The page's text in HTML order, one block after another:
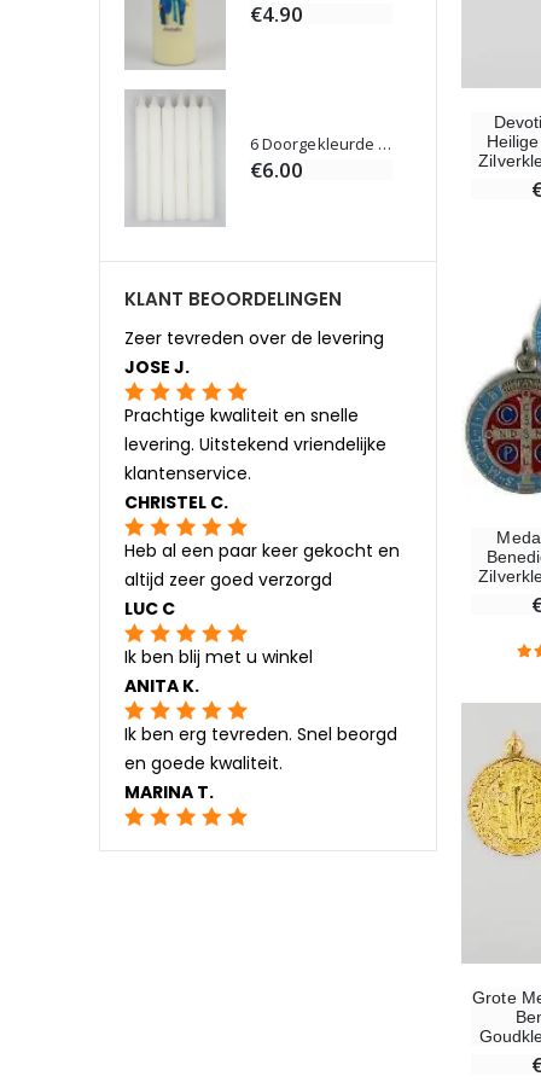
Grote
€4.90
6 Doorgekleurde Kaarsen Wit
€6.00
KLANT BEOORDELINGEN
Zeer tevreden over de levering
JOSE J.
Prachtige kwaliteit en snelle
levering. Uitstekend vriendelijke
klantenservice.
CHRISTEL C.
Heb al een paar keer gekocht en
altijd zeer goed verzorgd
LUC C
Ik ben blij met u winkel
ANITA K.
Ik ben erg tevreden. Snel beorgd
en goede kwaliteit.
MARINA T.